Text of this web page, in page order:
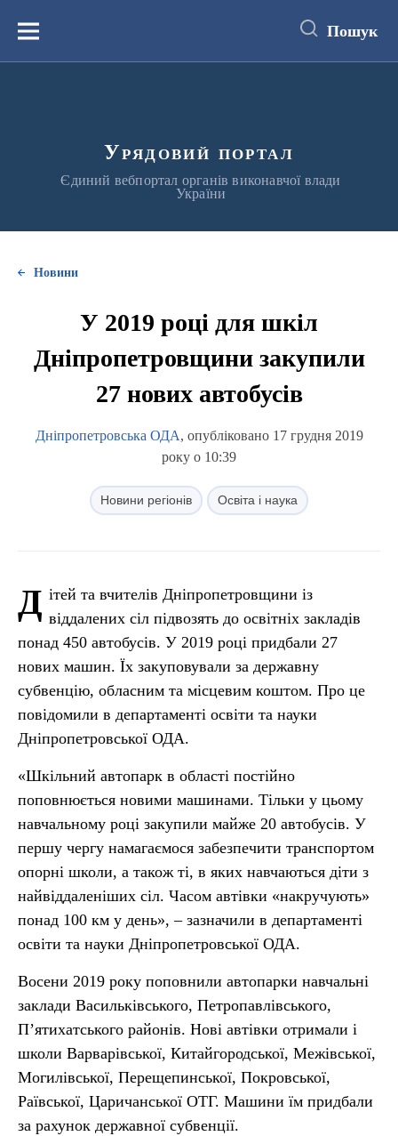
вмістуМеню Пошук
Урядовий портал
Єдиний вебпортал органів виконавчої влади
України
Новини
У 2019 році для шкіл
Дніпропетровщини закупили
27 нових автобусів
Дніпропетровська ОДА, опубліковано 17 грудня 2019
року о 10:39
Новини регіонів Освіта і наука
Д ітей та вчителів Дніпропетровщини із
віддалених сіл підвозять до освітніх закладів
понад 450 автобусів. У 2019 році придбали 27
нових машин. Їх закуповували за державну
субвенцію, обласним та місцевим коштом. Про це
повідомили в департаменті освіти та науки
Дніпропетровської ОДА.
«Шкільний автопарк в області постійно
поповнюється новими машинами. Тільки у цьому
навчальному році закупили майже 20 автобусів. У
першу чергу намагаємося забезпечити транспортом
опорні школи, а також ті, в яких навчаються діти з
найвіддаленіших сіл. Часом автівки «накручують»
понад 100 км у день», – зазначили в департаменті
освіти та науки Дніпропетровської ОДА.
Восени 2019 року поповнили автопарки навчальні
заклади Васильківського, Петропавлівського,
П’ятихатського районів. Нові автівки отримали і
школи Варварівської, Китайгородської, Межівської,
Могилівської, Перещепинської, Покровської,
Раївської, Царичанської ОТГ. Машини їм придбали
за рахунок державної субвенції.